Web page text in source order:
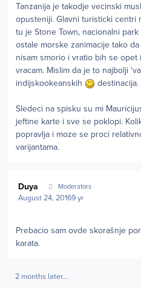
Tanzanija je takodje vecinski
opusteniji. Glavni turisticki centri
tu je Stone Town, nacionalni
ostale morske zanimacije tako
nisam smorio i vratio bih se
vracam. Mislim da je to najbolji
indijskookeanskih
destinacija.
Sledeci na spisku su mi
jeftine karte i sve se poklopi.
popravlja i moze se proci
varijantama.
Duya Moderators
August 24, 20169 yr
Prebacio sam ovde skorašnje
karata.
2 months later...